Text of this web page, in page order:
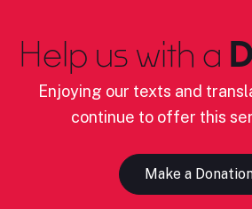
Help us with a
Enjoying our texts and
continue to offer this
Make a